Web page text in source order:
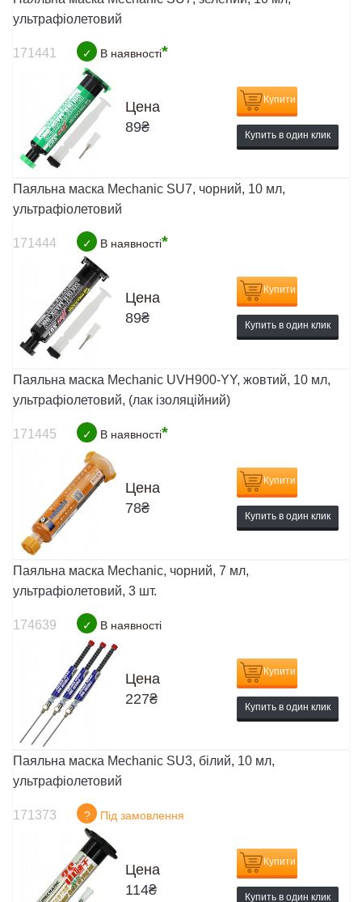
ультрафіолетовий
171441 ✓ В наявності*
Цена
89₴
Купити
Купить в один клик
Паяльна маска Mechanic SU7, чорний, 10 мл,
ультрафіолетовий
171444 ✓ В наявності*
Цена
89₴
Купити
Купить в один клик
Паяльна маска Mechanic UVH900-YY, жовтий, 10 мл,
ультрафіолетовий, (лак ізоляційний)
171445 ✓ В наявності*
Цена
78₴
Купити
Купить в один клик
Паяльна маска Mechanic, чорний, 7 мл,
ультрафіолетовий, 3 шт.
174639 ✓ В наявності
Цена
227₴
Купити
Купить в один клик
Паяльна маска Mechanic SU3, білий, 10 мл,
ультрафіолетовий
171373 ? Під замовлення
Цена
114₴
Купити
Купить в один клик